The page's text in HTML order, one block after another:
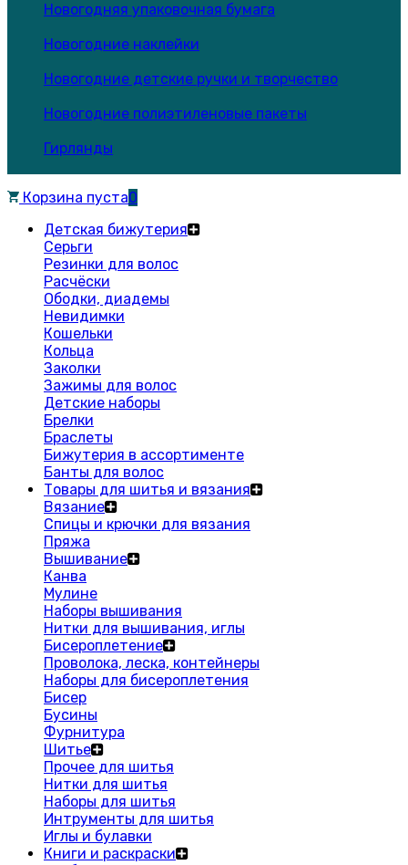
Новогодняя упаковочная бумага
Новогодние наклейки
Новогодние детские ручки и творчество
Новогодние полиэтиленовые пакеты
Гирлянды
Корзина пуста0
Детская бижутерия
Серьги
Резинки для волос
Расчёски
Ободки, диадемы
Невидимки
Кошельки
Кольца
Заколки
Зажимы для волос
Детские наборы
Брелки
Браслеты
Бижутерия в ассортименте
Банты для волос
Товары для шитья и вязания
Вязание
Спицы и крючки для вязания
Пряжа
Вышивание
Канва
Мулине
Наборы вышивания
Нитки для вышивания, иглы
Бисероплетение
Проволока, леска, контейнеры
Наборы для бисероплетения
Бисер
Бусины
Фурнитура
Шитье
Прочее для шитья
Нитки для шитья
Наборы для шитья
Интрументы для шитья
Иглы и булавки
Книги и раскраски